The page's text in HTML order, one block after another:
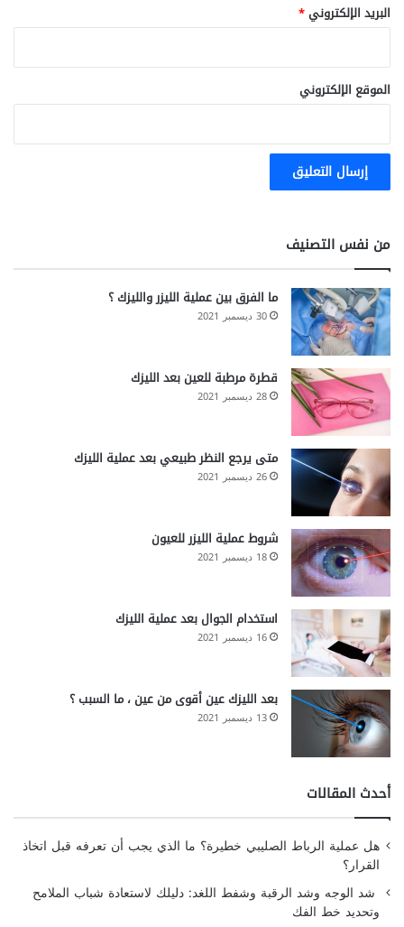
البريد الإلكتروني*
الموقع الإلكتروني
من نفس التصنيف
ما الفرق بين عملية الليزر والليزك ؟
30 ديسمبر 2021
قطرة مرطبة للعين بعد الليزك
28 ديسمبر 2021
متى يرجع النظر طبيعي بعد عملية الليزك
26 ديسمبر 2021
شروط عملية الليزر للعيون
18 ديسمبر 2021
استخدام الجوال بعد عملية الليزك
16 ديسمبر 2021
بعد الليزك عين أقوى من عين ، ما السبب ؟
13 ديسمبر 2021
أحدث المقالات
هل عملية الرباط الصليبي خطيرة؟ ما الذي يجب أن تعرفه قبل اتخاذ
القرار؟
شد الوجه وشد الرقبة وشفط اللغد: دليلك لاستعادة شباب الملامح
وتحديد خط الفك